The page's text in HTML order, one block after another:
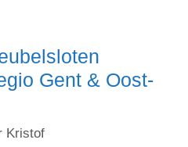
Gent & Oost-
Kristof